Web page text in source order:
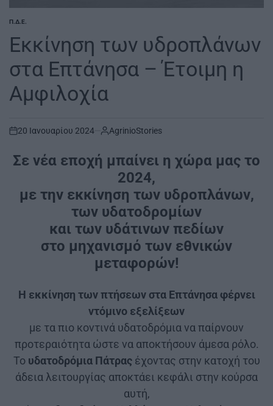
POSTED
Π.Δ.Ε.
Εκκίνηση των υδροπλάνων
στα Επτάνησα – Έτοιμη η
Αμφιλοχία
on
20 Ιανουαρίου 2024 AgrinioStories
Σε νέα εποχή μπαίνει η χώρα μας το
2024,
με την εκκίνηση των υδροπλάνων,
των υδατοδρομίων
και των υδάτινων πεδίων
στο μηχανισμό των εθνικών
μεταφορών!
Η εκκίνηση των πτήσεων στα Επτάνησα φέρνει
ντόμινο εξελίξεων
με τα πιο κοντινά υδατοδρόμια να παίρνουν
προτεραιότητα ώστε να αποκτήσουν άμεσα ρόλο.
Το υδατοδρόμια Πάτραςέχοντας στην κατοχή του
άδεια λειτουργίας αποκτάει κεφάλι στην κούρσα
αυτή,